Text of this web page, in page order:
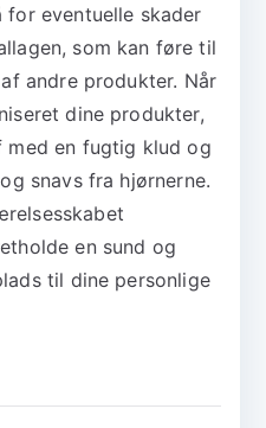
for eventuelle skader
som kan føre til
andre produkter. Når
dine produkter,
med en fugtig klud og
snavs fra hjørnerne.
en sund og
til dine personlige